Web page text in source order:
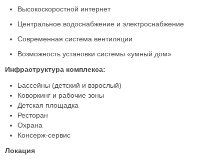
Высокоскоростной интернет
Центральное водоснабжение и электроснабжение
Современная система вентиляции
Возможность установки системы «умный дом»
Инфраструктура комплекса:
Бассейны (детский и взрослый)
Коворкинг и рабочие зоны
Детская площадка
Ресторан
Охрана
Консерж-сервис
Локация